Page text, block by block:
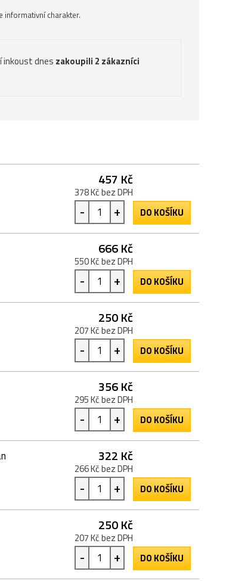
informativní charakter.
inkoust dnes zakoupili 2 zákazníci
457 Kč
378 Kč bez DPH
- + DO KOŠÍKU
666 Kč
550 Kč bez DPH
- + DO KOŠÍKU
250 Kč
207 Kč bez DPH
- + DO KOŠÍKU
356 Kč
295 Kč bez DPH
- + DO KOŠÍKU
322 Kč
266 Kč bez DPH
- + DO KOŠÍKU
250 Kč
207 Kč bez DPH
- + DO KOŠÍKU